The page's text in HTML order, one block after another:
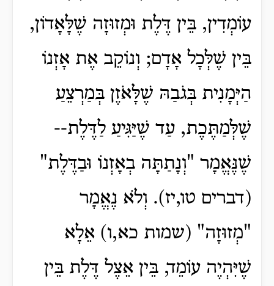
עוֹמְדִין, בֵּין דֶּלֶת וּמְזוּזָה שֶׁלָּאָדוֹן,
בֵּין שֶׁלְּכָל אָדָם; וְנוֹקֵב אֶת אָזְנוֹ
הַיְּמָנִית בְּגֹבַהּ שֶׁלָּאֹזֶן בְּמַרְצֵעַ
שֶׁלְּמַתֶּכֶת, עַד שֶׁיַּגִּיעַ לַדֶּלֶת--
שֶׁנֶּאֱמָר "וְנָתַתָּה בְאָזְנוֹ וּבַדֶּלֶת"
(דברים טו,יז). וְלֹא נֶאֱמָר
"מְזוּזָה" (שמות כא,ו) אֵלָא
שֶׁיִּהְיֶה עוֹמֵד, בֵּין אֵצֶל דֶּלֶת בֵּין